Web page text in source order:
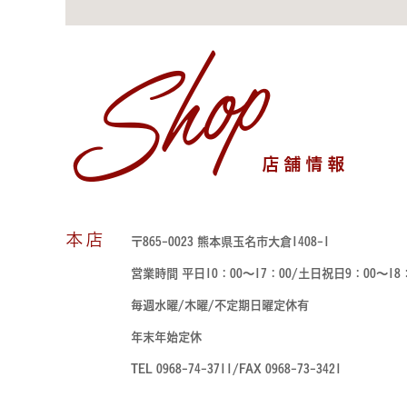
Shop店舗情報
本店 〒865-0023 熊本県玉名市大倉1408-1
営業時間 平日10：00～17：00/土日祝日9：00～18
毎週水曜/木曜/不定期日曜定休有
年末年始定休
TEL 0968-74-3711/FAX 0968-73-3421